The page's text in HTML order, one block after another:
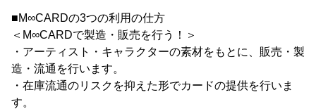
■M∞CARDの3つの利用の仕方
＜M∞CARDで製造・販売を行う！＞
・アーティスト・キャラクターの素材をもとに、販売・製
造・流通を行います。
・在庫流通のリスクを抑えた形でカードの提供を行いま
す。